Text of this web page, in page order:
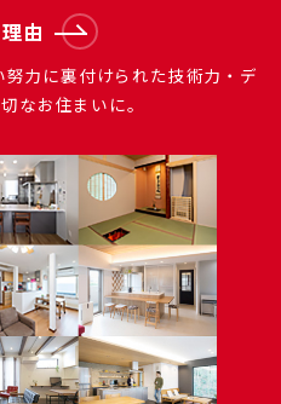
由
⼒に裏付けられた技術⼒・デ
なお住まいに。